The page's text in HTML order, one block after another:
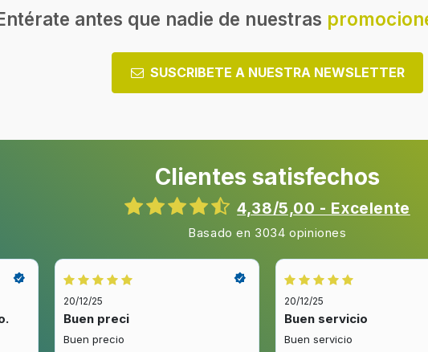
antes que nadie de nuestras
SUSCRIBETE A NUESTRA NEWSLETTER
Clientes satisfechos
4,38/5,00 - Excelente
Basado en 3034 opiniones
20/12/25
Buen preci
Buen precio
20/12/25
Buen servicio
Buen servicio